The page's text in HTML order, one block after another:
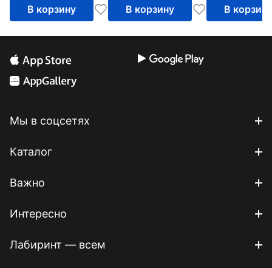
В корзину В корзину В корзину
Мы в соцсетях
Каталог
Важно
Интересно
Лабиринт — всем